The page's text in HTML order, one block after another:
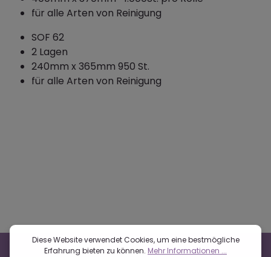
für alle Arten von Reinigung
SOF 62
2 Lagen
240mm x 365mm 950 St.
für alle Arten von Reinigung
Diese Website verwendet Cookies, um eine bestmögliche
Erfahrung bieten zu können. Mehr Informationen ...